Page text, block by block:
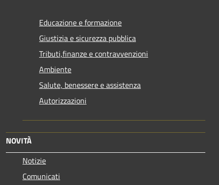
Educazione e formazione
Giustizia e sicurezza pubblica
Tributi,finanze e contravvenzioni
Ambiente
Salute, benessere e assistenza
Autorizzazioni
NOVITÀ
Notizie
Comunicati